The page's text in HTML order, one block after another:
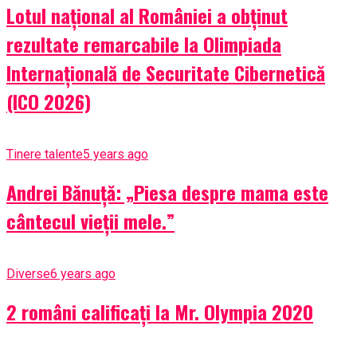
Lotul național al României a obținut
rezultate remarcabile la Olimpiada
Internațională de Securitate Cibernetică
(ICO 2026)
Tinere talente5 years ago
Andrei Bănuță: „Piesa despre mama este
cântecul vieții mele.”
Diverse6 years ago
2 români calificați la Mr. Olympia 2020